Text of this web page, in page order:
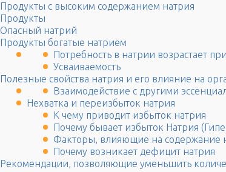
Продукты с высоким содержанием натрия
Продукты
Опасный натрий
Продукты богатые натрием
Потребность в натрии возрастает
Усваиваемость
Полезные свойства натрия и его влияние на
Взаимодействие с другими
Нехватка и переизбыток натрия
К чему приводит избыток натрия
Почему бывает избыток Натрия
Факторы, влияющие на содержание
Почему возникает дефицит натрия
Рекомендации, позволяющие уменьшить